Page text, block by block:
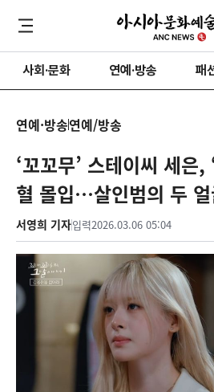
사회·문화 연예·방송 패
연예·방송연예/방송
‘꼬꼬무’ 스테이씨 세은,
혈 몰입…살인범의 두 얼
서영희 기자입력2026.03.06 05:04